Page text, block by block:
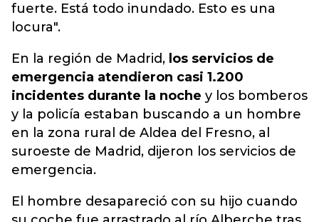
fuerte. Está todo inundado. Esto es una
locura".
En la región de Madrid, los servicios de
emergencia atendieron casi 1.200
incidentes durante la noche y los bomberos
y la policía estaban buscando a un hombre
en la zona rural de Aldea del Fresno, al
suroeste de Madrid, dijeron los servicios de
emergencia.
El hombre desapareció con su hijo cuando